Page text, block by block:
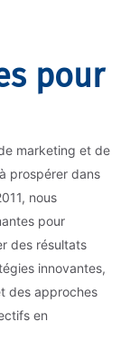
pour
marketing et de
prospérer dans
nous
pour
des résultats
innovantes,
des approches
en